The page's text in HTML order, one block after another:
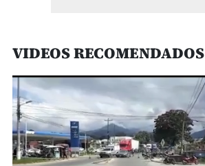
VIDEOS RECOMENDADOS